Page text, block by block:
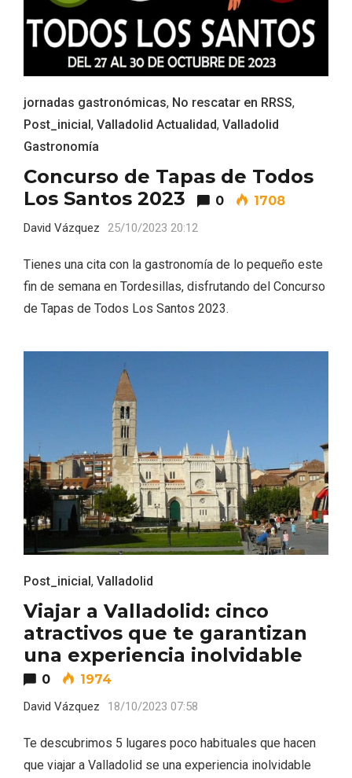
jornadas gastronómicas, No rescatar en RRSS,
Post_inicial, Valladolid Actualidad, Valladolid
Gastronomía
Concurso de Tapas de Todos
Los Santos 2023
0 1708
David Vázquez 25/10/2023 20:12
Tienes una cita con la gastronomía de lo pequeño este
fin de semana en Tordesillas, disfrutando del Concurso
de Tapas de Todos Los Santos 2023.
Post_inicial, Valladolid
Viajar a Valladolid: cinco
atractivos que te garantizan
una experiencia inolvidable
0 1974
David Vázquez 18/10/2023 07:58
Te descubrimos 5 lugares poco habituales que hacen
que viajar a Valladolid se una experiencia inolvidable
Vino de Cigales
La Olmilla, en Peñafiel